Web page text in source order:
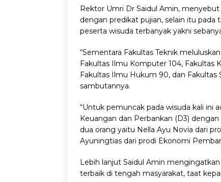
Rektor Umri Dr Saidul Amin,
dengan predikat pujian, selain itu
peserta wisuda terbanyak yakni
“Sementara Fakultas Teknik
Fakultas Ilmu Komputer 104, Fakultas
Fakultas Ilmu Hukum 90, dan Fakultas
sambutannya.
“Untuk pemuncak pada wisuda kali ini
Keuangan dan Perbankan (D3)
dua orang yaitu Nella Ayu Novia dari
Ayuningtias dari prodi Ekonomi
Lebih lanjut Saidul Amin
terbaik di tengah masyarakat, taat